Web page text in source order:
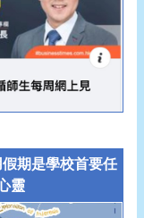
期是學校首要任
靈